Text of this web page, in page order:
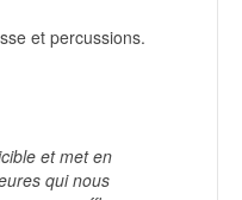
et percussions.
et met en
qui nous